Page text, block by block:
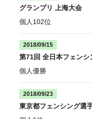
グランプリ 上海大会
個人102位
2018/09/15
第71回 全日本フェン
個人優勝
2018/09/23
東京都フェンシング選